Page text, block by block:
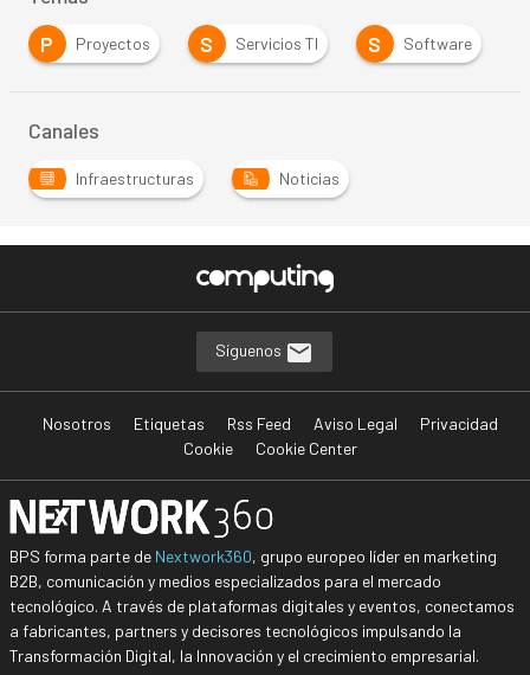
P
Proyectos S Servicios TI S Software
Canales
Infraestructuras Noticias
Síguenos
Nosotros Etiquetas Rss Feed Aviso Legal
Privacidad
Cookie
Cookie Center
BPS forma parte de Nextwork360, grupo europeo líder en marketing
B2B, comunicación y medios especializados para el mercado
tecnológico. A través de plataformas digitales y eventos, conectamos
a fabricantes, partners y decisores tecnológicos impulsando la
Transformación Digital, la Innovación y el crecimiento empresarial.